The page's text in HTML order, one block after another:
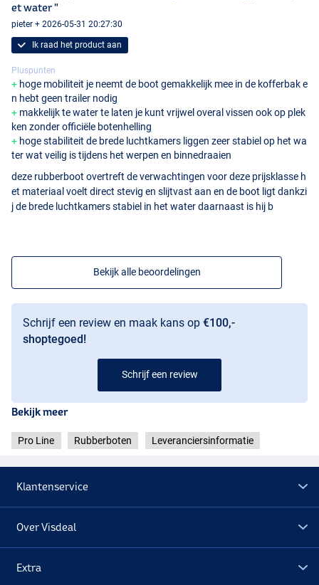
et water "
pieter + 2026-05-31 20:27:30
Ik raad het product aan
Pluspunten
hoge mobiliteit je neemt de boot gemakkelijk mee in de kofferbak e
n hebt geen trailer nodig
makkelijk te water te laten je kunt vrijwel overal vissen ook op plek
ken zonder officiële botenhelling
hoge stabiliteit de brede luchtkamers liggen zeer stabiel op het wa
ter wat veilig is tijdens het werpen en binnedraaien
deze rubberboot overtreft de verwachtingen voor deze prijsklasse h
et materiaal voelt direct stevig en slijtvast aan en de boot ligt dankzi
j de brede luchtkamers stabiel in het water daarnaast is hij b
Bekijk alle beoordelingen
Schrijf een review en maak kans op €100,-
shoptegoed!
Schrijf een review
Bekijk meer
Pro Line Rubberboten Leveranciersinformatie
Klantenservice
Over Visdeal
Extra